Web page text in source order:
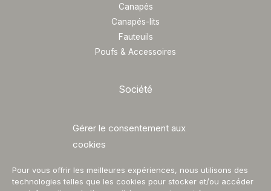
Gérer le consentement aux
cookies
Pour vous offrir les meilleures expériences, nous utilisons des
technologies telles que les cookies pour stocker et/ou accéder
Canapés
Canapés-lits
Fauteuils
Poufs & Accessoires
Société
Contacts
Suivez-nous